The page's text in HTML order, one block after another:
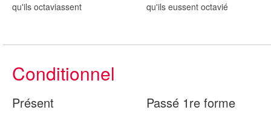
qu'ils octaviassent
qu'ils eussent octavié
Conditionnel
Présent Passé 1re forme